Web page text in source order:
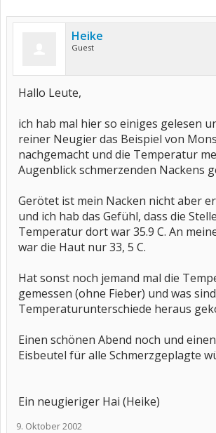
Heike
Guest
Hallo Leute,
ich hab mal hier so einiges gelesen
reiner Neugier das Beispiel von
nachgemacht und die Temperatur
Augenblick schmerzenden Nackens
Gerötet ist mein Nacken nicht aber
und ich hab das Gefühl, dass die
Temperatur dort war 35.9 C. An
war die Haut nur 33, 5 C.
Hat sonst noch jemand mal die
gemessen (ohne Fieber) und was
Temperaturunterschiede heraus
Einen schönen Abend noch und
Eisbeutel für alle Schmerzgeplagte
Ein neugieriger Hai (Heike)
9. Oktober 2002